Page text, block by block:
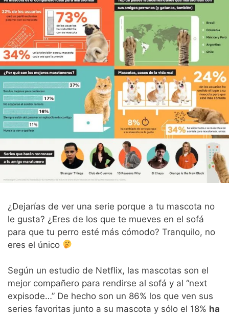
¿Dejarías de ver una serie porque a tu mascota no
le gusta? ¿Eres de los que te mueves en el sofá
para que tu perro esté más cómodo? Tranquilo, no
eres el único
Según un estudio de Netflix, las mascotas son el
mejor compañero para rendirse al sofá y al “next
expisode…” De hecho son un 86% los que ven sus
series favoritas junto a su mascota y sólo el 18% ha